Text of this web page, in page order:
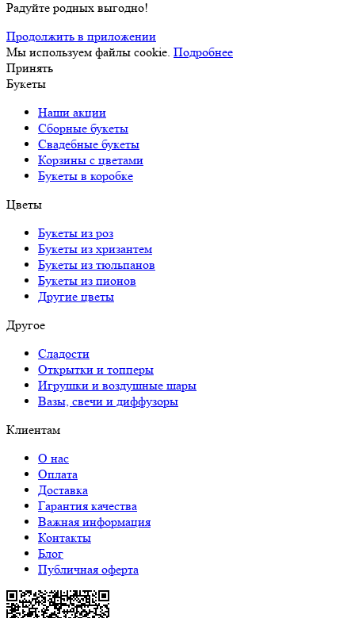
Радуйте родных выгодно!
Продолжить в приложении
Мы используем файлы cookie. Подробнее
Принять
Букеты
Наши акции
Сборные букеты
Свадебные букеты
Корзины с цветами
Букеты в коробке
Цветы
Букеты из роз
Букеты из хризантем
Букеты из тюльпанов
Букеты из пионов
Другие цветы
Другое
Сладости
Открытки и топперы
Игрушки и воздушные шары
Вазы, свечи и диффузоры
Клиентам
О нас
Оплата
Доставка
Гарантия качества
Важная информация
Контакты
Блог
Публичная оферта